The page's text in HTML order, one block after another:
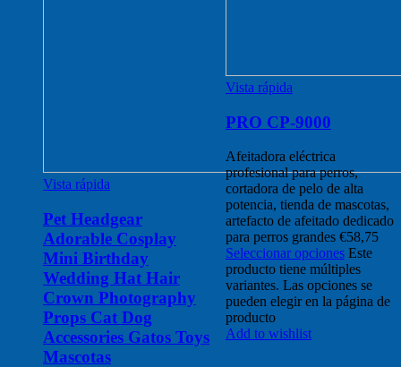
Vista rápida
Pet Headgear
Adorable Cosplay
Mini Birthday
Wedding Hat Hair
Crown Photography
Props Cat Dog
Accessories Gatos Toys
Mascotas
Vista rápida
PRO CP-9000
Afeitadora eléctrica
profesional para perros,
cortadora de pelo de alta
potencia, tienda de mascotas,
artefacto de afeitado dedicado
para perros grandes €58,75
Seleccionar opciones Este
producto tiene múltiples
variantes. Las opciones se
pueden elegir en la página de
producto
Add to wishlist